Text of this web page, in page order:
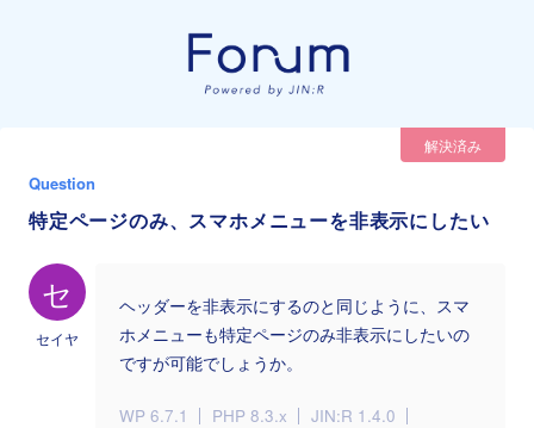
解決済み
Question
特定ページのみ、スマホメニューを非表示にしたい
セ
セイヤ
ヘッダーを非表示にするのと同じように、スマ
ホメニューも特定ページのみ非表示にしたいの
ですが可能でしょうか。
WP 6.7.1 PHP 8.3.x
JIN:R 1.4.0